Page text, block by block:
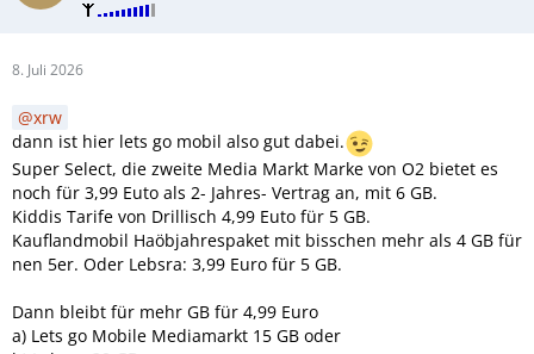
8. Juli 2026
xrw
dann ist hier lets go mobil also gut dabei.
Super Select, die zweite Media Markt Marke von O2 bietet es
noch für 3,99 Euto als 2- Jahres- Vertrag an, mit 6 GB.
Kiddis Tarife von Drillisch 4,99 Euto für 5 GB.
Kauflandmobil Haöbjahrespaket mit bisschen mehr als 4 GB für
nen 5er. Oder Lebsra: 3,99 Euro für 5 GB.
Dann bleibt für mehr GB für 4,99 Euro
a) Lets go Mobile Mediamarkt 15 GB oder